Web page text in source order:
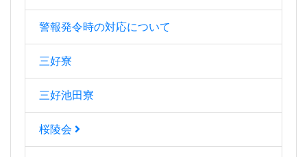
警報発令時の対応について
三好寮
三好池田寮
桜陵会